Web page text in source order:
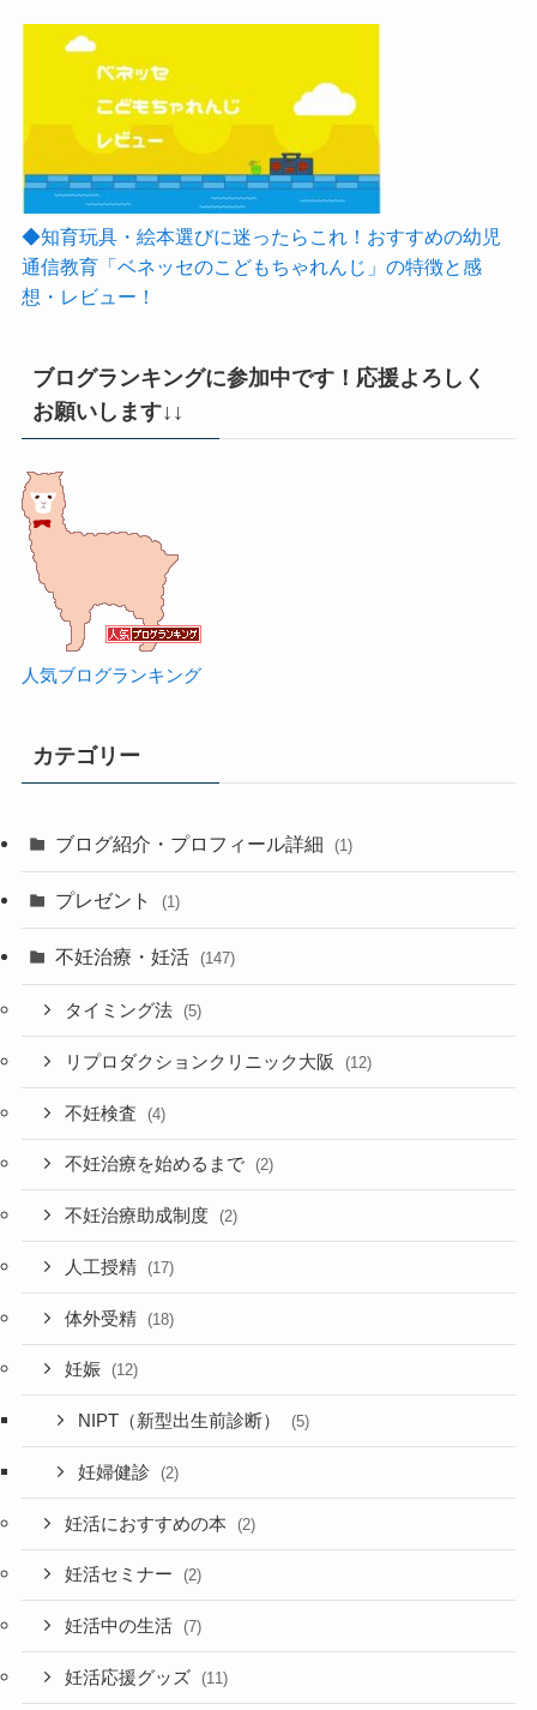
◆知育玩具・絵本選びに迷ったらこれ！おすすめの幼児
通信教育「ベネッセのこどもちゃれんじ」の特徴と感
想・レビュー！
ブログランキングに参加中です！応援よろしく
お願いします↓↓
人気ブログランキング
カテゴリー
ブログ紹介・プロフィール詳細 (1)
プレゼント (1)
不妊治療・妊活 (147)
タイミング法 (5)
リプロダクションクリニック大阪 (12)
不妊検査 (4)
不妊治療を始めるまで (2)
不妊治療助成制度 (2)
人工授精 (17)
体外受精 (18)
妊娠 (12)
NIPT（新型出生前診断） (5)
妊婦健診 (2)
妊活におすすめの本 (2)
妊活セミナー (2)
妊活中の生活 (7)
妊活応援グッズ (11)